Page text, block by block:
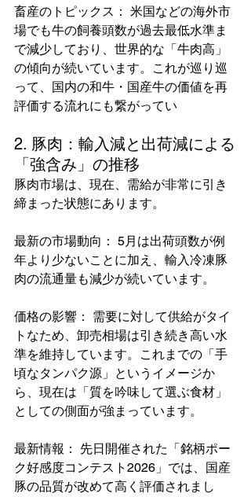
畜産のトピックス： 米国などの海外市
場でも牛の飼養頭数が過去最低水準ま
で減少しており、世界的な「牛肉高」
の傾向が続いています。これが巡り巡
って、国内の和牛・国産牛の価値を再
評価する流れにも繋がってい
2. 豚肉：輸入減と出荷減による
「強含み」の推移
豚肉市場は、現在、需給が非常に引き
締まった状態にあります。
最新の市場動向： 5月は出荷頭数が例
年より少ないことに加え、輸入冷凍豚
肉の流通量も減少が続いています。
価格の影響： 需要に対して供給がタイ
トなため、卸売相場は引き続き高い水
準を維持しています。これまでの「手
頃なタンパク源」というイメージか
ら、現在は「質を吟味して選ぶ食材」
としての側面が強まっています。
最新情報： 先日開催された「銘柄ポー
ク好感度コンテスト2026」では、国産
豚の品質が改めて高く評価されまし